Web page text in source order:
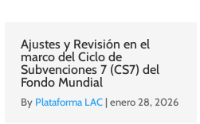
Ajustes y Revisión en el
marco del Ciclo de
Subvenciones 7 (CS7) del
Fondo Mundial
By Plataforma LAC|enero 28, 2026